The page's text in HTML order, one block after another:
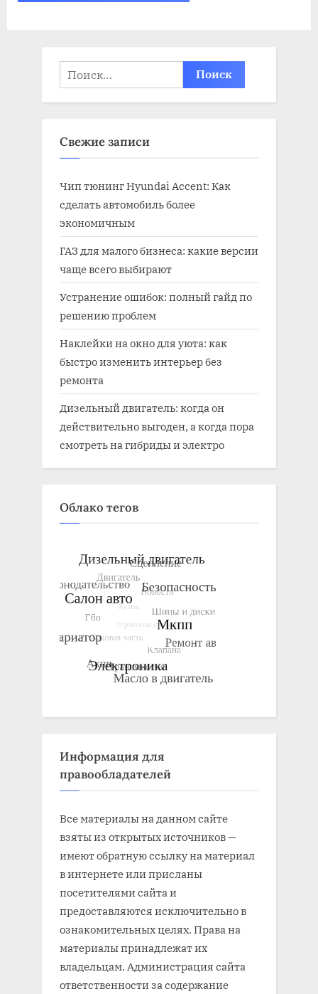
Найти:
Свежие записи
Чип тюнинг Hyundai Accent: Как
сделать автомобиль более
экономичным
ГАЗ для малого бизнеса: какие версии
чаще всего выбирают
Устранение ошибок: полный гайд по
решению проблем
Наклейки на окно для уюта: как
быстро изменить интерьер без
ремонта
Дизельный двигатель: когда он
действительно выгоден, а когда пора
смотреть на гибриды и электро
Облако тегов
Информация для
правообладателей
Все материалы на данном сайте
взяты из открытых источников —
имеют обратную ссылку на материал
в интернете или присланы
посетителями сайта и
предоставляются исключительно в
ознакомительных целях. Права на
материалы принадлежат их
владельцам. Администрация сайта
ответственности за содержание